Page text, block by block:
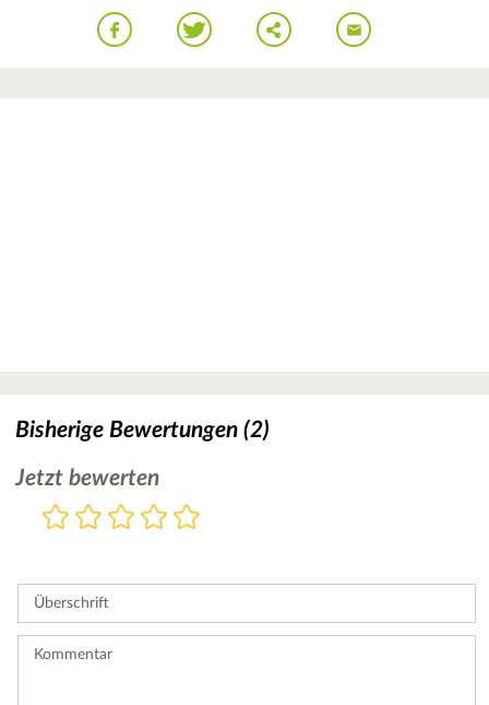
Bisherige Bewertungen (2)
Jetzt bewerten
Bewertung
5
4
3
2
1
eine